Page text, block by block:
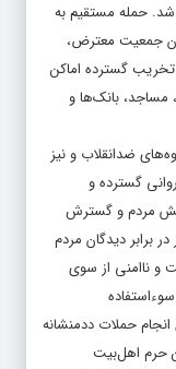
حمله مستقیم به
جمعیت معترض،
گسترده اماکن
مساجد، بانک‌ها و
ضدانقلاب و نیز
گسترده و
مردم و گسترش
برابر دیدگان مردم
و ناامنی از سوی
حملات ددمنشانه
حرم اهل‌بیت